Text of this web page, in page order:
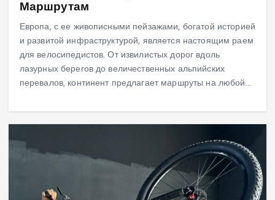
Маршрутам
Европа, с ее живописными пейзажами, богатой историей
и развитой инфраструктурой, является настоящим раем
для велосипедистов. От извилистых дорог вдоль
лазурных берегов до величественных альпийских
перевалов, континент предлагает маршруты на любой…